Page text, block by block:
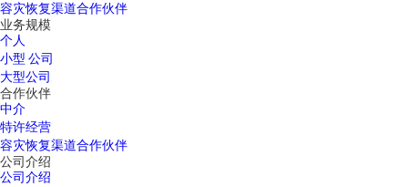
容灾恢复渠道合作伙伴
业务规模
个人
小型 公司
大型公司
合作伙伴
中介
特许经营
容灾恢复渠道合作伙伴
公司介绍
公司介绍